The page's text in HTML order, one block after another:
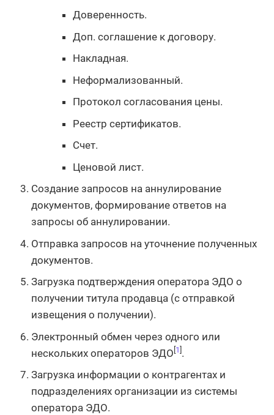
Доверенность.
Доп. соглашение к договору.
Накладная.
Неформализованный.
Протокол согласования цены.
Реестр сертификатов.
Счет.
Ценовой лист.
Создание запросов на аннулирование
документов, формирование ответов на
запросы об аннулировании.
Отправка запросов на уточнение полученных
документов.
Загрузка подтверждения оператора ЭДО о
получении титула продавца (с отправкой
извещения о получении).
Электронный обмен через одного или
нескольких операторов ЭДО 1 .
Загрузка информации о контрагентах и
подразделениях организации из системы
оператора ЭДО.